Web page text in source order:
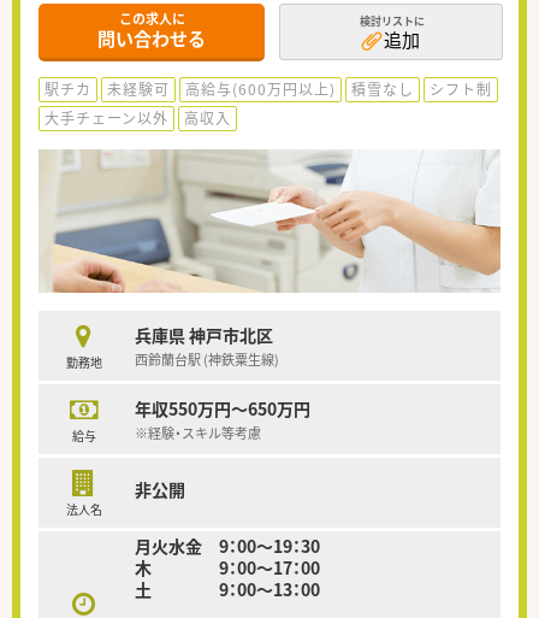
この求人に
問い合わせる
検討リストに
追加
駅チカ 未経験可 高給与(600万円以上) 積雪なし
シフト制
大手チェーン以外
高収入
勤務地
兵庫県 神戸市北区
西鈴蘭台駅 (神鉄粟生線)
給与
年収550万円～650万円
※経験・スキル等考慮
法人名
非公開
月火水金 9：00～19：30
木 9：00～17：00
土 9：00～13：00